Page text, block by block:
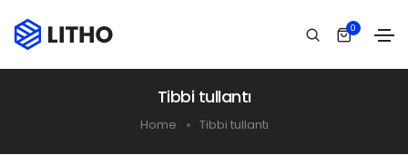
0
Tibbi tullantı
Home Tibbi tullantı